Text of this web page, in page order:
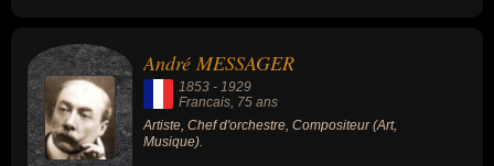
André MESSAGER
1853 - 1929
Francais, 75 ans
Artiste, Chef d'orchestre, Compositeur (Art,
Musique).